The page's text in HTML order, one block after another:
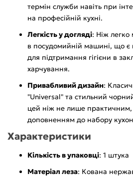
термін служби навіть при
на професійній кухні.
Легкість у догляді: Ніж легко
в посудомийній машині, що
для підтримання гігієни в
харчування.
Привабливий дизайн:
"Universal" та стильний
цей ніж не лише
доповненням до набору
Характеристики
Кількість в упаковці: 1 штука
Матеріал леза: Кована